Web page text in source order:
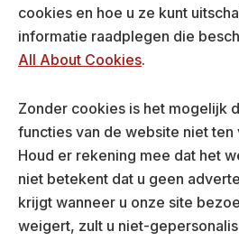
cookies en hoe u ze kunt
informatie raadplegen die
All About Cookies.
Zonder cookies is het mogelijk
functies van de website niet ten
Houd er rekening mee dat het
niet betekent dat u geen
krijgt wanneer u onze site
weigert, zult u niet-